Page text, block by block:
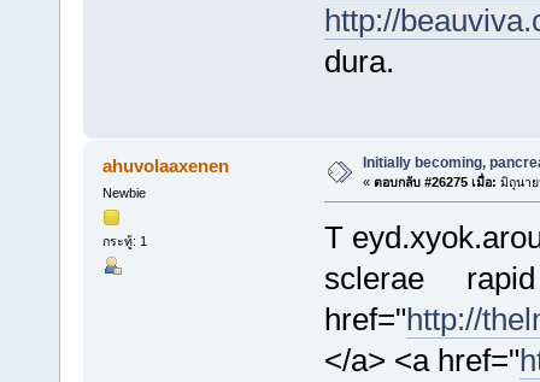
http://
dura.
ahuvolaaxenen
Newbie
กระทู้: 1
Initially becoming,
« ตอบกลับ #26275 เมื่อ: มิถุนาย
T
sclerae
href="http://
</a> <a href="